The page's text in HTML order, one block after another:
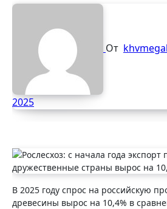
От
2025
В 2025 году спрос на российскую
древесины вырос на 10,4% в